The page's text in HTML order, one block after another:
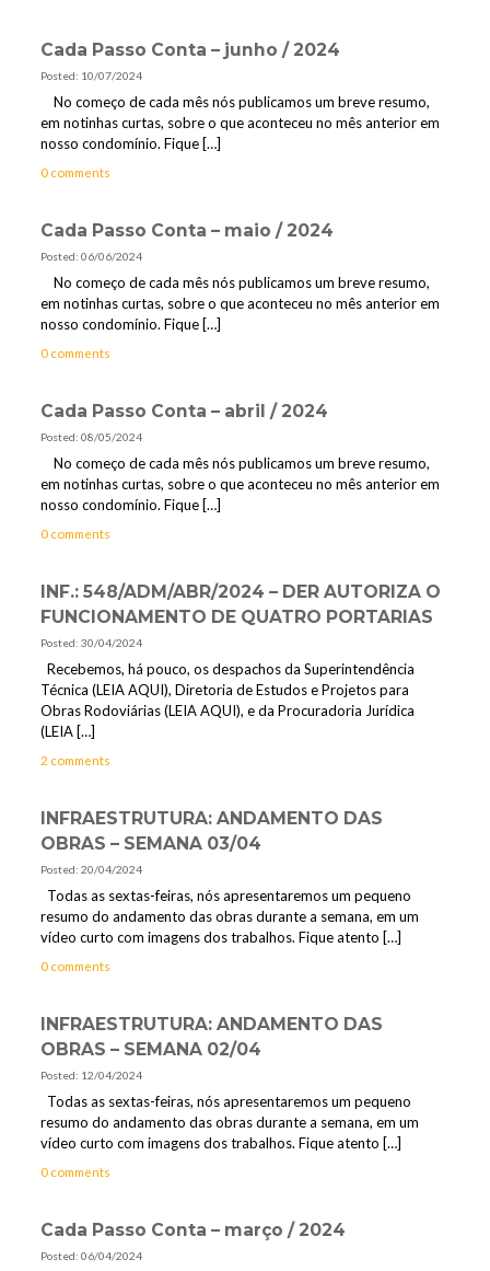
Cada Passo Conta – junho / 2024
Posted: 10/07/2024
No começo de cada mês nós publicamos um breve resumo,
em notinhas curtas, sobre o que aconteceu no mês anterior em
nosso condomínio. Fique[…]
0 comments
Cada Passo Conta – maio / 2024
Posted: 06/06/2024
No começo de cada mês nós publicamos um breve resumo,
em notinhas curtas, sobre o que aconteceu no mês anterior em
nosso condomínio. Fique[…]
0 comments
Cada Passo Conta – abril / 2024
Posted: 08/05/2024
No começo de cada mês nós publicamos um breve resumo,
em notinhas curtas, sobre o que aconteceu no mês anterior em
nosso condomínio. Fique[…]
0 comments
INF.: 548/ADM/ABR/2024 – DER AUTORIZA O
FUNCIONAMENTO DE QUATRO PORTARIAS
Posted: 30/04/2024
Recebemos, há pouco, os despachos da Superintendência
Técnica (LEIA AQUI), Diretoria de Estudos e Projetos para
Obras Rodoviárias (LEIA AQUI), e da Procuradoria Jurídica
(LEIA[…]
2 comments
INFRAESTRUTURA: ANDAMENTO DAS
OBRAS – SEMANA 03/04
Posted: 20/04/2024
Todas as sextas-feiras, nós apresentaremos um pequeno
resumo do andamento das obras durante a semana, em um
vídeo curto com imagens dos trabalhos. Fique atento […]
0 comments
INFRAESTRUTURA: ANDAMENTO DAS
OBRAS – SEMANA 02/04
Posted: 12/04/2024
Todas as sextas-feiras, nós apresentaremos um pequeno
resumo do andamento das obras durante a semana, em um
vídeo curto com imagens dos trabalhos. Fique atento […]
0 comments
Cada Passo Conta – março / 2024
Posted: 06/04/2024